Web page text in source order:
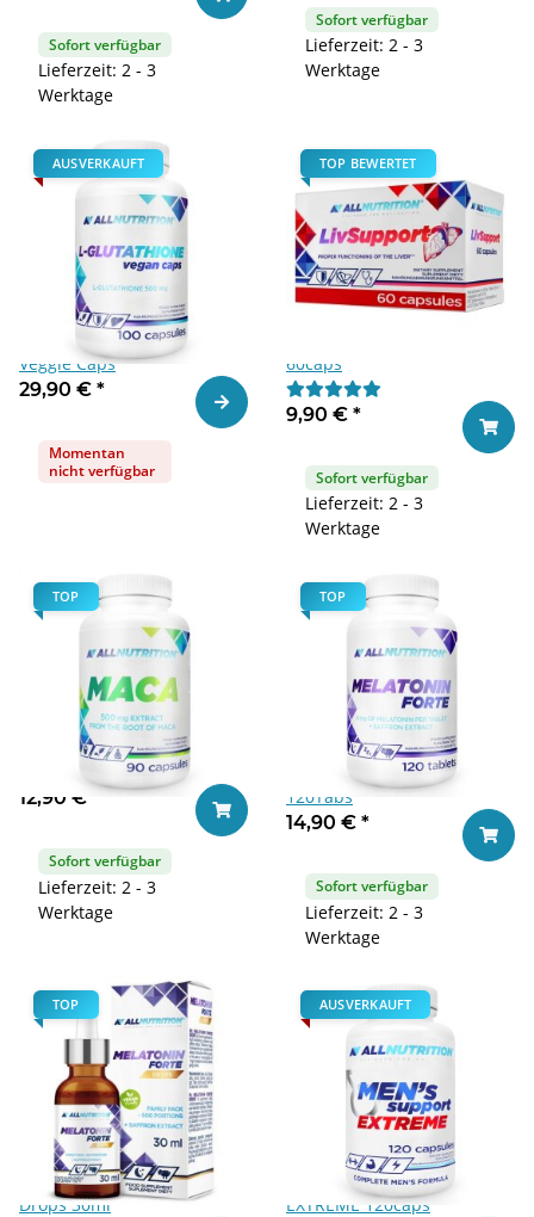
Sofort verfügbar
Lieferzeit: 2 - 3
Werktage
Sofort verfügbar
Lieferzeit: 2 - 3
Werktage
AUSVERKAUFT
Allnutrition L-Glutathion 100
Veggie Caps
29,90 € *
Momentan
nicht verfügbar
Zum Artikel
TOP BEWERTET
60caps
9,90 € *
Sofort verfügbar
Lieferzeit: 2 - 3
Werktage
In
TOP
Allnutrition Maca 90caps
12,90 € *
Sofort verfügbar
Lieferzeit: 2 - 3
Werktage
In den Warenkorb
TOP
Allnutrition Melatonin Forte
120Tabs
14,90 € *
Sofort verfügbar
Lieferzeit: 2 - 3
Werktage
In
TOP
Allnutrition Melatonin Forte
Drops 30ml
AUSVERKAUFT
Allnutrition MEN'S SUPPORT
EXTREME 120caps